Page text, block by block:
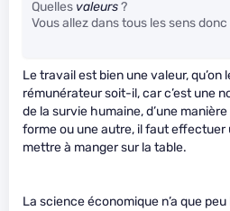
Quelles valeurs?
Vous allez dans tous les sens
Le travail est bien une valeur, qu’on
rémunérateur soit-il, car c’est une
de la survie humaine, d’une
forme ou une autre, il faut
mettre à manger sur la table.
La science économique n’a que